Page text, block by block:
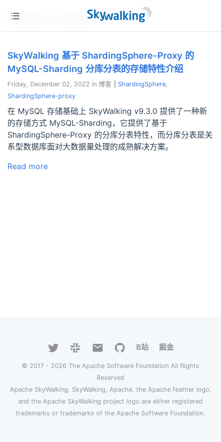
Posts in 2022
SkyWalking 基于 ShardingSphere-Proxy 的
MySQL-Sharding 分库分表的存储特性介绍
Friday, December 02, 2022 in 博客
ShardingSphere
ShardingSphere-proxy
在 MySQL 存储基础上 SkyWalking v9.3.0 提供了一种新
的存储方式 MySQL-Sharding，它提供了基于
ShardingSphere-Proxy 的分库分表特性，而分库分表是关
系型数据库面对大数据量处理的成熟解决方案。
Read more
B站 掘金
© 2017 - 2026 The Apache Software Foundation All Rights
Reserved
Apache SkyWalking, SkyWalking, Apache, the Apache feather logo,
and the Apache SkyWalking project logo are either registered
trademarks or trademarks of the Apache Software Foundation.